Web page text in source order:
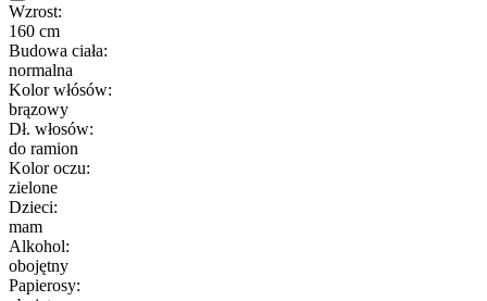
Wzrost:
160 cm
Budowa ciała:
normalna
Kolor włósów:
brązowy
Dł. włosów:
do ramion
Kolor oczu:
zielone
Dzieci:
mam
Alkohol:
obojętny
Papierosy: